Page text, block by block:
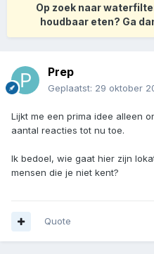
Op zoek naar
houdbaar eten? Ga
Prep
Geplaatst: 29 oktober
Lijkt me een prima idee alleen
aantal reacties tot nu toe.
Ik bedoel, wie gaat hier zijn
mensen die je niet kent?
Quote